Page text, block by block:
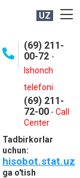
UZ
(69) 211-
00-72 -
Ishonch
telefoni
(69) 211-
72-00 - Call
Center
Tadbirkorlar
uchun:
hisobot.stat.uz
ga o'tish